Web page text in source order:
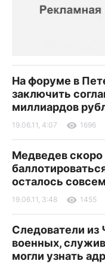
На форуме в
заключить
миллиардов
19.06.11, 4:07 1696
Медведев скоро
осталось
19.06.11, 3:48 1455
Следователи
военных,
могли узнать